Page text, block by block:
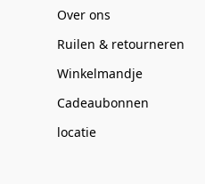
Over ons
Ruilen & retourneren
Winkelmandje
Cadeaubonnen
locatie